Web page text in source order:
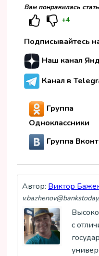
Вам понравилась
+4
Подписывайтесь
Наш канал
Канал в
Группа
Одноклассники
Группа
Автор: Виктор
с